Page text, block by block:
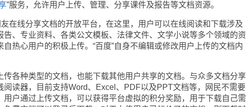
”服务，允许用户上传、管理、分享课件及报告等文档资源。
线分享文档的开放平台，在这里，用户可以在线阅读和下载涉及
、专业资料、各类公文模板、法律文件、文学小说等多个领域的资
热心用户的积极上传。“百度”自身不编辑或修改用户上传的文档内
种类型的文档，也能下载其他用户共享的文档。与众多文档分享
阅读器，目前支持Word、Excel、PDF以及PPT文档等，网民不需要
用户通过上传文档，可以获得平台虚拟的积分奖励，用于下载自己需